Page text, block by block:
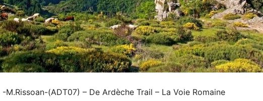
M.Rissoan-(ADT07) – De Ardèche Trail – La Voie Romaine